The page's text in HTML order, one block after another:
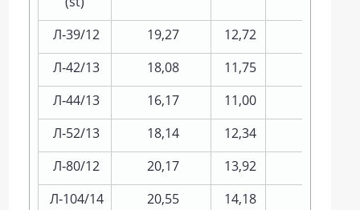
Л‑39/12 19,27 12,72
Л‑42/13
18,08 11,75
Л‑44/13
16,17 11,00
Л‑52/13
18,14 12,34
Л‑80/12
20,17 13,92
Л‑104/14
20,55 14,18